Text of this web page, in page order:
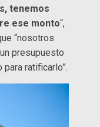
tenemos
ese monto“,
“nosotros
presupuesto
ratificarlo”.